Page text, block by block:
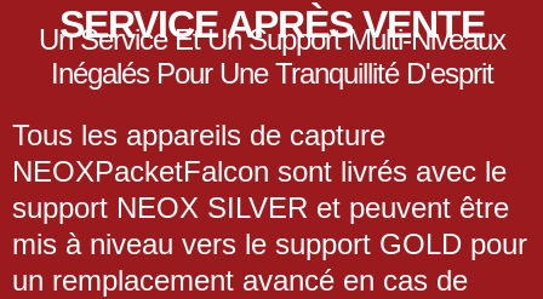
SERVICE APRÈS VENTE
Un Service Et Un Support Multi-Niveaux
Inégalés Pour Une Tranquillité D'esprit
Tous les appareils de capture
NEOXPacketFalcon sont livrés avec le
support NEOX SILVER et peuvent être
mis à niveau vers le support GOLD pour
un remplacement avancé en cas de